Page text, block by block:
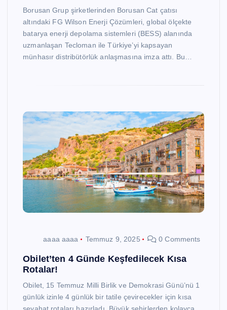
Borusan Grup şirketlerinden Borusan Cat çatısı
altındaki FG Wilson Enerji Çözümleri, global ölçekte
batarya enerji depolama sistemleri (BESS) alanında
uzmanlaşan Tecloman ile Türkiye’yi kapsayan
münhasır distribütörlük anlaşmasına imza attı. Bu…
aaaa aaaa Temmuz 9, 2025 0 Comments
Obilet’ten 4 Günde Keşfedilecek Kısa
Rotalar!
Obilet, 15 Temmuz Milli Birlik ve Demokrasi Günü’nü 1
günlük izinle 4 günlük bir tatile çevirecekler için kısa